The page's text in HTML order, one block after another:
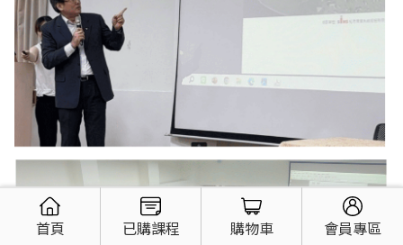
首頁 已購課程 購物車 會員專區